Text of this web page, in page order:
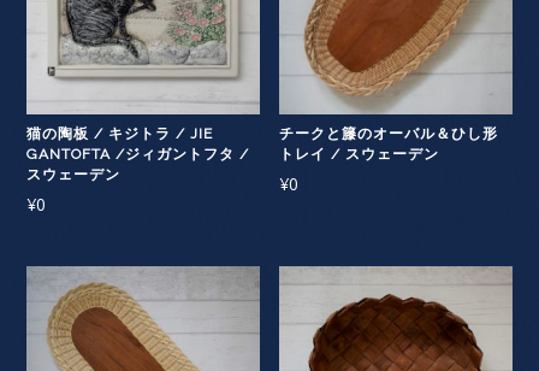
猫の陶板 / キジトラ / JIE
GANTOFTA /ジィガントフタ /
スウェーデン
¥0
チークと籐のオーバル＆ひし形
トレイ / スウェーデン
¥0